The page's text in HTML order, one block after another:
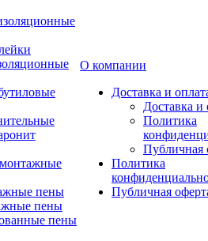
пены
пены
пены
О компании
Доставка и
Доставка и
Политика
Публичная
Политика
Публичная